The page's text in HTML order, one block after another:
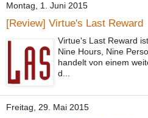
Montag, 1. Juni 2015
[Review] Virtue's Last Reward
Virtue's Last Reward
Nine Hours, Nine
handelt von einem
d...
Freitag, 29. Mai 2015